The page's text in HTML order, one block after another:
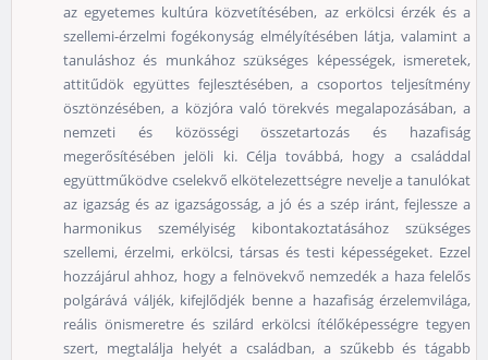
az egyetemes kultúra közvetítésében, az erkölcsi érzék és a
szellemi-érzelmi fogékonyság elmélyítésében látja, valamint a
tanuláshoz és munkához szükséges képességek, ismeretek,
attitűdök együttes fejlesztésében, a csoportos teljesítmény
ösztönzésében, a közjóra való törekvés megalapozásában, a
nemzeti és közösségi összetartozás és hazafiság
megerősítésében jelöli ki. Célja továbbá, hogy a családdal
együttműködve cselekvő elkötelezettségre nevelje a tanulókat
az igazság és az igazságosság, a jó és a szép iránt, fejlessze a
harmonikus személyiség kibontakoztatásához szükséges
szellemi, érzelmi, erkölcsi, társas és testi képességeket. Ezzel
hozzájárul ahhoz, hogy a felnövekvő nemzedék a haza felelős
polgárává váljék, kifejlődjék benne a hazafiság érzelemvilága,
reális önismeretre és szilárd erkölcsi ítélőképességre tegyen
szert, megtalálja helyét a családban, a szűkebb és tágabb